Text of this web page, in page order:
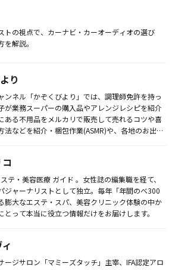
トの視点で、カーナビ・カーオーディオの選び
解説。
り
ンネル「かぞくびより」では、調理師免許を持っ
が業務スーパーの購入品やアレンジレシピを紹介
ある不用品をメルカリで販売して売れるコツや喜
法などを紹介・梱包作業(ASMR)や、各地のお出か
テ・美容医療 ガイド 。女性誌の編集職を経て、
ジャーナリストとして独立。毎年「年間のべ300
膨大なエステ・スパ、美容クリニック体験の中か
とって本当に役立つ情報だけをお届けします。
ージサロン「マミーズタッチ」主宰、IFA認定アロ